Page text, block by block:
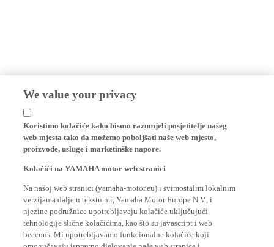
We value your privacy
web-mjesta tako da možemo poboljšati naše web-mjesto,
proizvode, usluge i marketinške napore.
verzijama dalje u tekstu mi, Yamaha Motor Europe N.V., i
njezine podružnice upotrebljavaju kolačiće uključujući
tehnologije slične kolačićima, kao što su javascript i web
beacons. Mi upotrebljavamo funkcionalne kolačiće koji
omogučavaju ispravno djelovanje naše web stranice i